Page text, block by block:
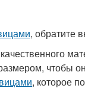
, обратите
чтобы
, которое